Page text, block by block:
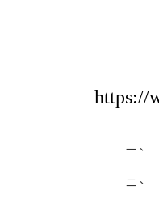
https://
一、
二、